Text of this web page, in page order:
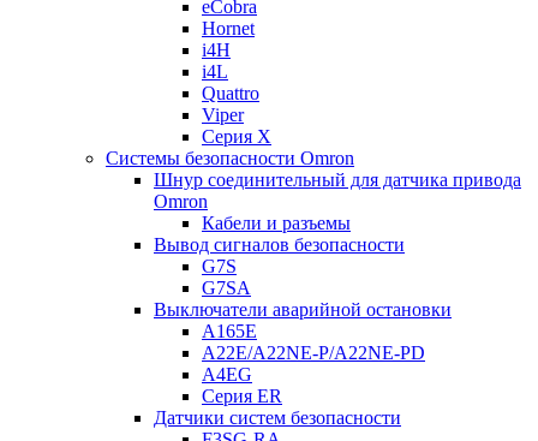
eCobra
Hornet
i4H
i4L
Quattro
Viper
Серия X
Системы безопасности Omron
Шнур соединительный для датчика привода
Omron
Кабели и разъемы
Вывод сигналов безопасности
G7S
G7SA
Выключатели аварийной остановки
A165E
A22E/A22NE-P/A22NE-PD
A4EG
Серия ER
Датчики систем безопасности